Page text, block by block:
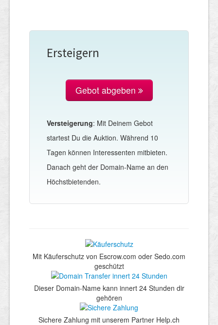
Ersteigern
Gebot abgeben
Versteigerung: Mit Deinem Gebot
startest Du die Auktion. Während 10
Tagen können Interessenten mitbieten.
Danach geht der Domain-Name an den
Höchstbietenden.
Mit Käuferschutz von Escrow.com oder Sedo.com
geschützt
Dieser Domain-Name kann innert 24 Stunden dir
gehören
Sichere Zahlung mit unserem Partner Help.ch